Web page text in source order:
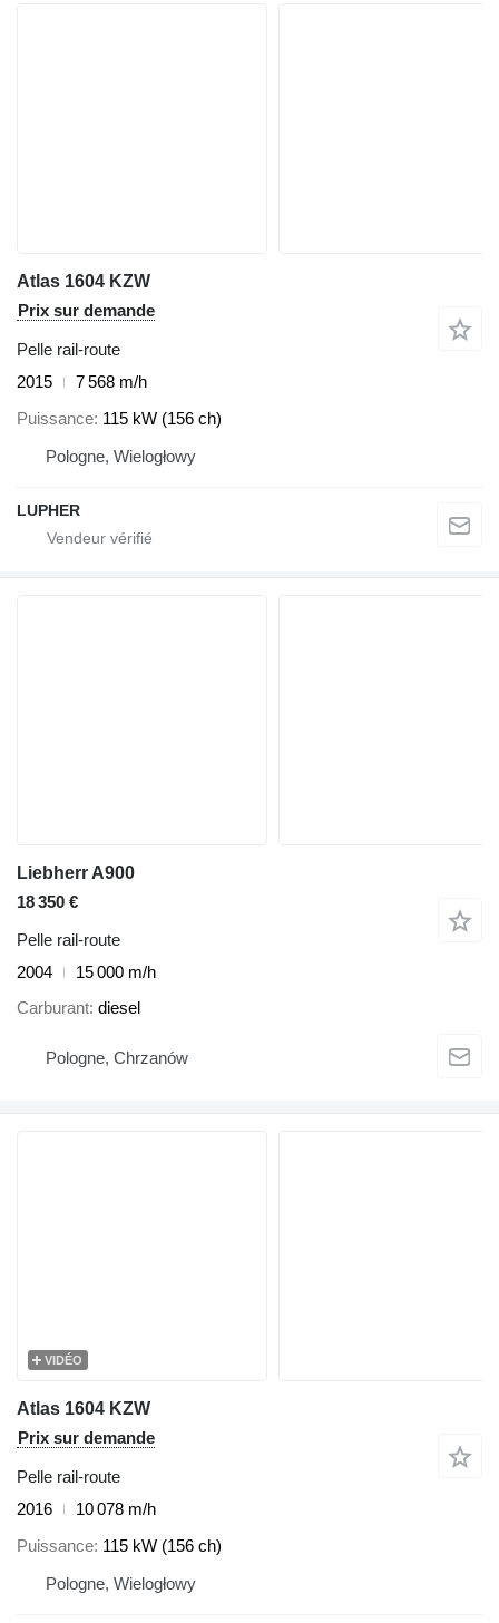
Atlas 1604 KZW
Prix sur demande
Pelle rail-route
2015
7 568 m/h
Puissance 115 kW (156 ch)
Pologne, Wielogłowy
LUPHER
Liebherr A900
18 350 €
Pelle rail-route
2004
15 000 m/h
Carburant diesel
Pologne, Chrzanów
VIDÉO
Atlas 1604 KZW
Prix sur demande
Pelle rail-route
2016
10 078 m/h
Puissance 115 kW (156 ch)
Pologne, Wielogłowy